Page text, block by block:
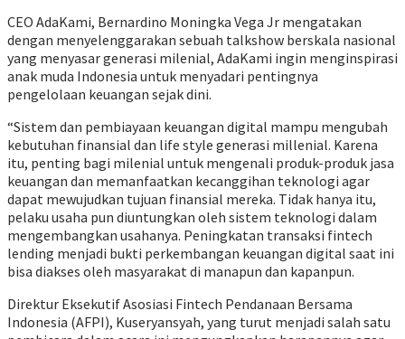
CEO AdaKami, Bernardino Moningka Vega Jr mengatakan
dengan menyelenggarakan sebuah talkshow berskala nasional
yang menyasar generasi milenial, AdaKami ingin menginspirasi
anak muda Indonesia untuk menyadari pentingnya
pengelolaan keuangan sejak dini.
“Sistem dan pembiayaan keuangan digital mampu mengubah
kebutuhan finansial dan life style generasi millenial. Karena
itu, penting bagi milenial untuk mengenali produk-produk jasa
keuangan dan memanfaatkan kecanggihan teknologi agar
dapat mewujudkan tujuan finansial mereka. Tidak hanya itu,
pelaku usaha pun diuntungkan oleh sistem teknologi dalam
mengembangkan usahanya. Peningkatan transaksi fintech
lending menjadi bukti perkembangan keuangan digital saat ini
bisa diakses oleh masyarakat di manapun dan kapanpun.
Direktur Eksekutif Asosiasi Fintech Pendanaan Bersama
Indonesia (AFPI), Kuseryansyah, yang turut menjadi salah satu